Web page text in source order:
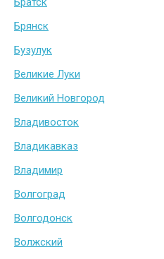
Брянск
Бузулук
Великие Луки
Великий Новгород
Владивосток
Владикавказ
Владимир
Волгоград
Волгодонск
Волжский